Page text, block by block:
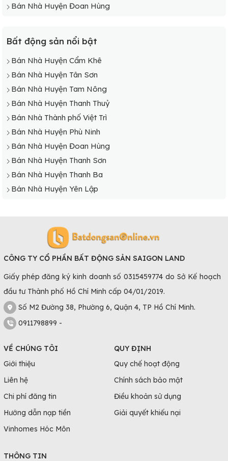
Bán Nhà Huyện Đoan Hùng
Bất động sản nổi bật
Bán Nhà Huyện Cẩm Khê
Bán Nhà Huyện Tân Sơn
Bán Nhà Huyện Tam Nông
Bán Nhà Huyện Thanh Thuỷ
Bán Nhà Thành phố Việt Trì
Bán Nhà Huyện Phù Ninh
Bán Nhà Huyện Đoan Hùng
Bán Nhà Huyện Thanh Sơn
Bán Nhà Huyện Thanh Ba
Bán Nhà Huyện Yên Lập
CÔNG TY CỔ PHẦN BẤT ĐỘNG SẢN SAIGON LAND
Giấy phép đăng ký kinh doanh số 0315459774 do Sở Kế hoạch
đầu tư Thành phố Hồ Chí Minh cấp 04/01/2019.
Số M2 Đường 38, Phường 6, Quận 4, TP Hồ Chí Minh.
0911798899 -
VỀ CHÚNG TÔI
Giới thiệu
Liên hệ
Chi phí đăng tin
Hướng dẫn nạp tiền
Vinhomes Hóc Môn
QUY ĐỊNH
Quy chế hoạt động
Chính sách bảo mật
Điều khoản sử dụng
Giải quyết khiếu nại
THÔNG TIN